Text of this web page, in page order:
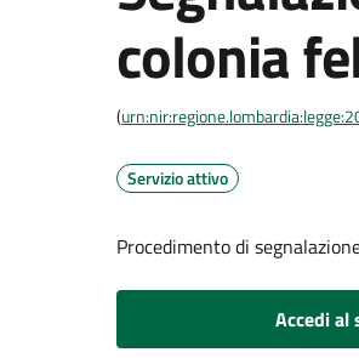
colonia
(
Servizio attivo
Procedimento di
Accedi al